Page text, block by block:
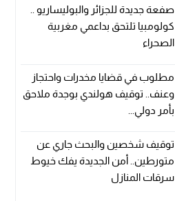
صفعة جديدة للجزائر والبوليساريو ..
كولومبيا تلتحق بداعمي مغربية
الصحراء
مطلوب في قضايا مخدرات واحتجاز
وعنف.. توقيف هولندي بوجدة ملاحق
بأمر دولي...
توقيف شخصين والبحث جاري عن
متورطين.. أمن الجديدة يفك خيوط
سرقات المنازل